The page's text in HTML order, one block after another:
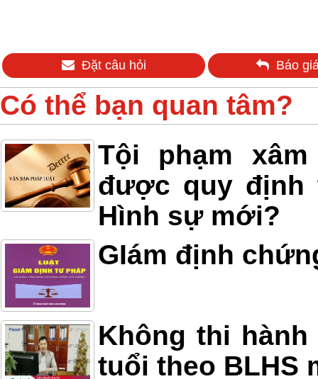
Đặt câu hỏi Báo
Có thể bạn quan tâm?
Tội phạm
được quy định
Hình sự mới?
GIám định
Không thi
tuổi theo BLHS